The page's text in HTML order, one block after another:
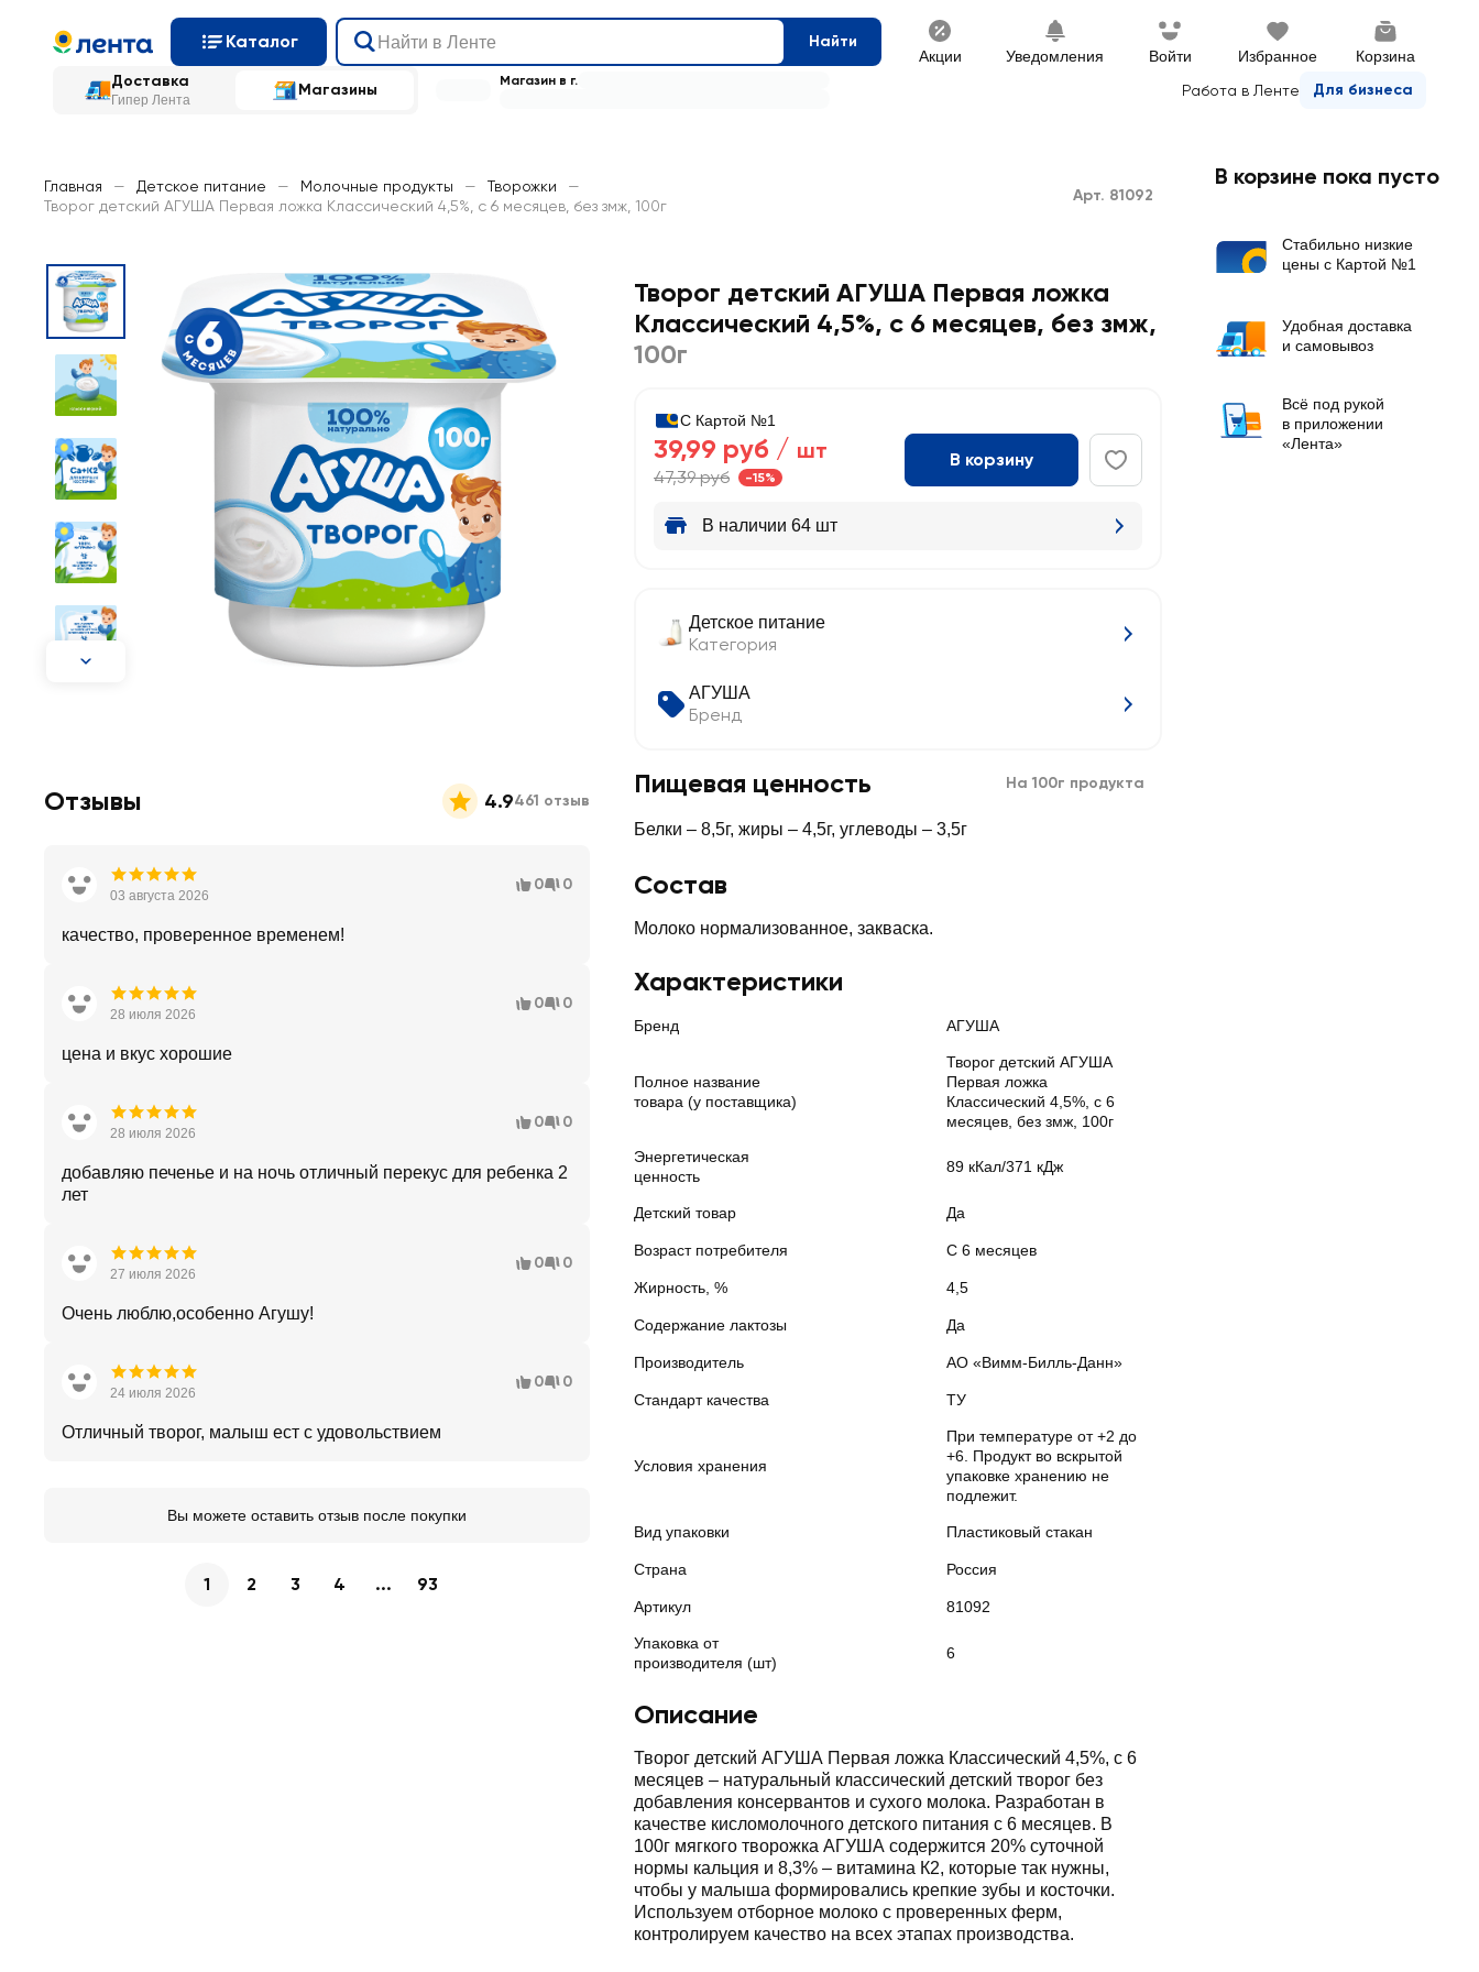
Каталог Найти
Акции Уведомления Войти Избранное Корзина
Доставка
Гипер Лента
Магазины Работа в Ленте Для бизнеса
Магазин в г.
Главная — Детское питание — Молочные продукты — Творожки
—
Творог детский АГУША Первая ложка Классический 4,5%, с 6 месяцев, без змж, 100г
Арт. 81092
Творог детский АГУША Первая ложка
Классический 4,5%, с 6 месяцев, без змж,
100г
С Картой №1
39,99 руб / шт
47,39 руб -15%
В корзину
В наличии 64 шт
Детское питание
Категория
АГУША
Бренд
Пищевая ценность На 100г продукта
Белки – 8,5г, жиры – 4,5г, углеводы – 3,5г
Состав
Молоко нормализованное, закваска.
Характеристики
Бренд АГУША
Полное название
товара (у поставщика)
Творог детский АГУША
Первая ложка
Классический 4,5%, с 6
месяцев, без змж, 100г
Энергетическая
ценность
89 кКал/371 кДж
Детский товар Да
Возраст потребителя С 6 месяцев
Жирность, % 4,5
Содержание лактозы Да
Производитель АО «Вимм-Билль-Данн»
Стандарт качества ТУ
Условия хранения
При температуре от +2 до
+6. Продукт во вскрытой
упаковке хранению не
подлежит.
Вид упаковки Пластиковый стакан
Страна Россия
Артикул 81092
Упаковка от
производителя (шт)
6
Описание
Творог детский АГУША Первая ложка Классический 4,5%, с 6
месяцев ‒ натуральный классический детский творог без
добавления консервантов и сухого молока. Разработан в
качестве кисломолочного детского питания с 6 месяцев. В
100г мягкого творожка АГУША содержится 20% суточной
нормы кальция и 8,3% ‒ витамина К2, которые так нужны,
чтобы у малыша формировались крепкие зубы и косточки.
Используем отборное молоко с проверенных ферм,
контролируем качество на всех этапах производства.
Отзывы 4.9461 отзыв
03 августа 2026
0 0
качество, проверенное временем!
28 июля 2026
0 0
цена и вкус хорошие
28 июля 2026
0 0
добавляю печенье и на ночь отличный перекус для ребенка 2
лет
27 июля 2026
0 0
Очень люблю,особенно Агушу!
24 июля 2026
0 0
Отличный творог, малыш ест с удовольствием
Вы можете оставить отзыв после покупки
1 2 3 4 ... 93
В корзине пока пусто
Стабильно низкие
цены с Картой №1
Удобная доставка
и самовывоз
Всё под рукой
в приложении
«Лента»